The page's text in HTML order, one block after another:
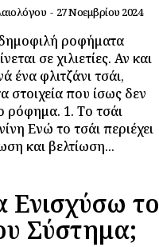
- 27 Νοεμβρίου 2024
ροφήματα
σε χιλιετίες. Αν και
ένα φλιτζάνι τσάι,
στοιχεία που ίσως δεν
1. Το τσάι
και βελτίωση...
Ενισχύσω το
Σύστημα;